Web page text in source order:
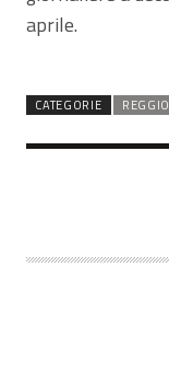
aprile.
CATEGORIE